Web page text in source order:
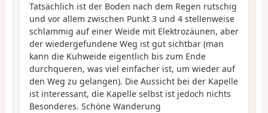
Tatsächlich ist der Boden nach dem Regen rutschig
und vor allem zwischen Punkt 3 und 4 stellenweise
schlammig auf einer Weide mit Elektrozäunen, aber
der wiedergefundene Weg ist gut sichtbar (man
kann die Kuhweide eigentlich bis zum Ende
durchqueren, was viel einfacher ist, um wieder auf
den Weg zu gelangen). Die Aussicht bei der Kapelle
ist interessant, die Kapelle selbst ist jedoch nichts
Besonderes. Schöne Wanderung